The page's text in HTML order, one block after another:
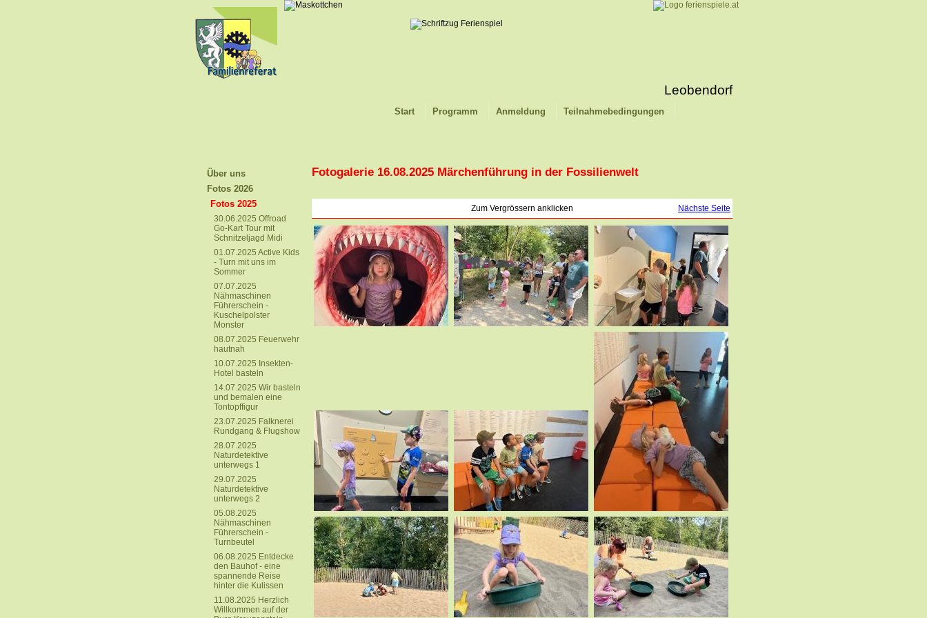
Leobendorf
Start Programm Anmeldung Teilnahmebedingungen
Über uns
Fotos 2026
Fotos 2025
30.06.2025 Offroad
Go-Kart Tour mit
Schnitzeljagd Midi
01.07.2025 Active Kids
- Turn mit uns im
Sommer
07.07.2025
Nähmaschinen
Führerschein -
Kuschelpolster
Monster
08.07.2025 Feuerwehr
hautnah
10.07.2025 Insekten-
Hotel basteln
14.07.2025 Wir basteln
und bemalen eine
Tontopffigur
23.07.2025 Falknerei
Rundgang & Flugshow
28.07.2025
Naturdetektive
unterwegs 1
29.07.2025
Naturdetektive
unterwegs 2
05.08.2025
Nähmaschinen
Führerschein -
Turnbeutel
06.08.2025 Entdecke
den Bauhof - eine
spannende Reise
hinter die Kulissen
11.08.2025 Herzlich
Willkommen auf der
Fotogalerie 16.08.2025 Märchenführung in der Fossilienwelt
Zum Vergrössern anklicken Nächste Seite